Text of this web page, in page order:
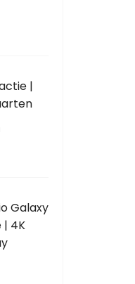
|
Galaxy
| 4K